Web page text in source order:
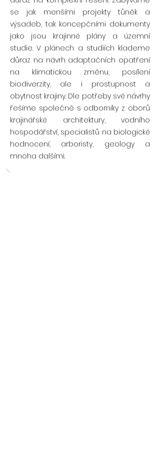
se jak menšími projekty tůněk a
výsadeb, tak koncepčními dokumenty
jako jsou krajinné plány a územní
studie. V plánech a studiích klademe
důraz na návrh adaptačních opatření
na klimatickou změnu, posílení
biodiverzity, ale i prostupnost a
obytnost krajiny. Dle potřeby své návrhy
řešíme společně s odborníky z oborů
krajinářské architektury, vodního
hospodářství, specialistů na biologické
hodnocení, arboristy, geology a
mnoha dalšími.